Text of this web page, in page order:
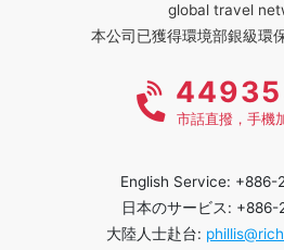
global travel
本公司已獲得環境部銀級環
市話直撥，手機
English Service:
日本のサービス:
大陸人士赴台: